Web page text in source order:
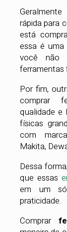
rápida para
está
essa é uma
você não
ferramentas
Por fim,
comprar
qualidade e
físicas
com
Makita,
Dessa
que essas
em um
praticidade.
Comprar